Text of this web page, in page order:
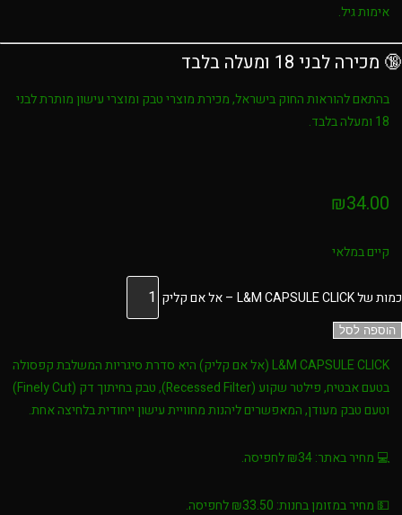
אימות גיל.
🔞 מכירה לבני 18 ומעלה בלבד
בהתאם להוראות החוק בישראל, מכירת מוצרי טבק ומוצרי עישון מותרת לבני
18 ומעלה בלבד
.
₪34.00
קיים במלאי
כמות של L&M CAPSULE CLICK – אל אם קליק
הוספה לסל
L&M CAPSULE CLICK (אל אם קליק) היא סדרת סיגריות המשלבתקפסולה
בטעם אבטיח
, פילטר שקוע (Recessed Filter), טבק בחיתוך דק (Finely Cut)
וטעם טבק מעודן, המאפשרים ליהנות מחוויית עישון ייחודית בלחיצה אחת.
💻 מחיר באתר:
💵 מחיר במזומן בחנות: